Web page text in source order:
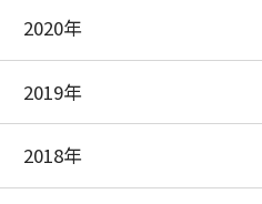
2020年
2019年
2018年